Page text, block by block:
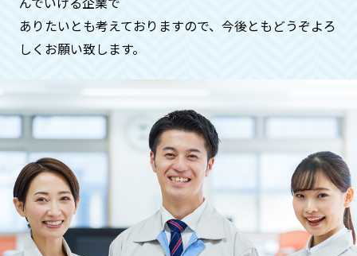
金などはかかりません）
供養に関することは、全般的にお受けい
たしておりますのでご安心くださいま
せ。
立ち合いが難しい場合も引き受けて
いただけますか？
ありたいとも考えておりますので、今後ともどうぞよろ
しくお願い致します。